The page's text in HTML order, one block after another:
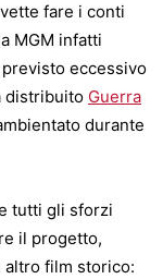
fare i conti
MGM infatti
eccessivo
distribuito Guerra
durante
tutti gli sforzi
il progetto,
altro film storico: